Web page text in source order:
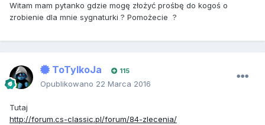
Witam mam pytanko gdzie mogę złożyć prośbę do kogoś o
zrobienie dla mnie sygnaturki ? Pomożecie ?
ToTylkoJa 115
Opublikowano 22 Marca 2016
Tutaj
http://forum.cs-classic.pl/forum/84-zlecenia/